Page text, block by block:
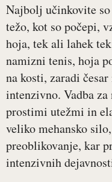
Najbolj učinkovite
težo, kot so počepi,
hoja, tek ali lahek
namizni tenis, hoja
na kosti, zaradi
intenzivno. Vadba
prostimi utežmi in
veliko mehansko
preoblikovanje, kar
intenzivnih